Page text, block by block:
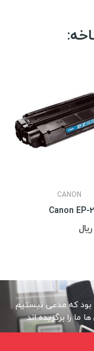
CANON
بود که مدعی نیستیم
ما را برگزیده اند